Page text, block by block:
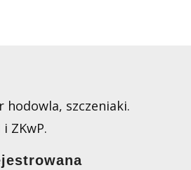
hodowla, szczeniaki.
ZKwP.